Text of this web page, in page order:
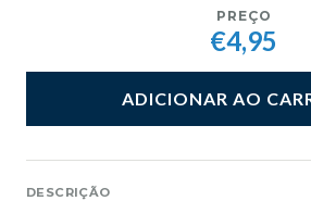
PREÇO
€4,95
ADICIONAR AO
DESCRIÇÃO